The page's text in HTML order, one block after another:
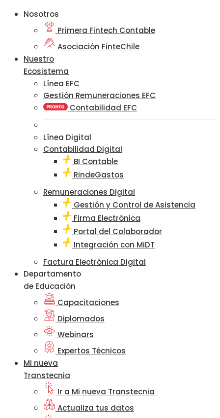
Nosotros
Primera Fintech Contable
Asociación FinteChile
Nuestro
Ecosistema
Línea EFC
Gestión Remuneraciones EFC
Contabilidad EFC
Línea Digital
Contabilidad Digital
BI Contable
RindeGastos
Remuneraciones Digital
Gestión y Control de Asistencia
Firma Electrónica
Portal del Colaborador
Integración con MiDT
Factura Electrónica Digital
Departamento
de Educación
Capacitaciones
Diplomados
Webinars
Expertos Técnicos
Mi nueva
Transtecnia
Ir a Mi nueva Transtecnia
Actualiza tus datos